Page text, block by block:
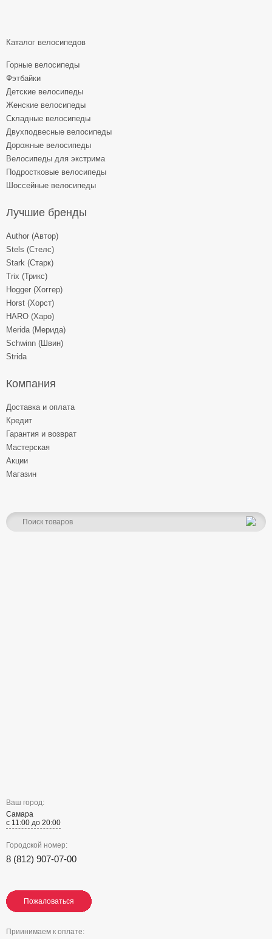
Каталог велосипедов
Горные велосипеды
Фэтбайки
Детские велосипеды
Женские велосипеды
Складные велосипеды
Двухподвесные велосипеды
Дорожные велосипеды
Велосипеды для экстрима
Подростковые велосипеды
Шоссейные велосипеды
Лучшие бренды
Author (Автор)
Stels (Стелс)
Stark (Старк)
Trix (Трикс)
Hogger (Хоггер)
Horst (Хорст)
HARO (Харо)
Merida (Мерида)
Schwinn (Швин)
Strida
Компания
Доставка и оплата
Кредит
Гарантия и возврат
Мастерская
Акции
Магазин
Ваш город:
Самара
с 11:00 до 20:00
Городской номер:
8 (812) 907-07-00
Пожаловаться
Пожаловаться
Пожаловаться
Приинимаем к оплате: